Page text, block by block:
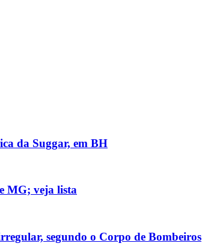
da Suggar, em BH
MG; veja lista
segundo o Corpo de Bombeiros